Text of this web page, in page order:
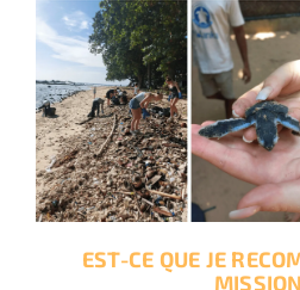
EST-CE QUE JE